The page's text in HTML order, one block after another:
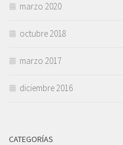
marzo 2020
octubre 2018
marzo 2017
diciembre 2016
CATEGORÍAS